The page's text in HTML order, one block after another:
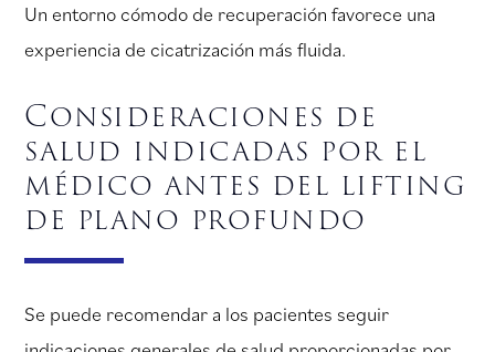
Un entorno cómodo de recuperación favorece una
experiencia de cicatrización más fluida.
Consideraciones de
salud indicadas por el
médico antes del lifting
de plano profundo
Se puede recomendar a los pacientes seguir